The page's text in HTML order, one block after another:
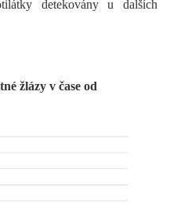
detekovány u dalších
žlázy v čase od